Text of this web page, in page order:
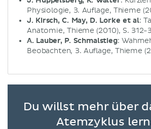
Physiologie, 3. Auflage, Thieme
J. Kirsch, C. May, D. Lorke et al:
Anatomie, Thieme (2010), S. 312-
A. Lauber, P. Schmalstieg:
Beobachten, 3. Auflage, Thieme
Du willst mehr über
Atemzyklus